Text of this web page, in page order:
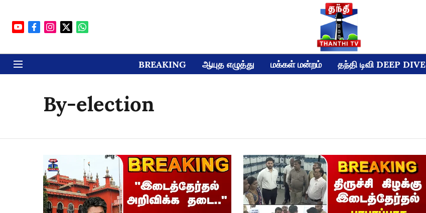
BREAKING ஆயுத எழுத்து மக்கள் மன்றம் தந்தி டிவி DEEP DIVE
By-election